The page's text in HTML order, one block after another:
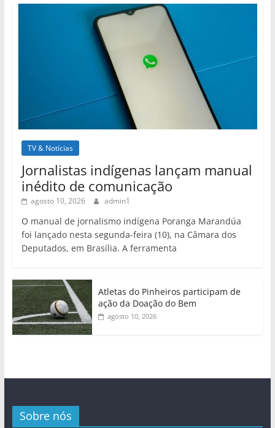
TV & Notícias
Jornalistas indígenas lançam manual
inédito de comunicação
agosto 10, 2026 admin1
O manual de jornalismo indígena Poranga Marandúa
foi lançado nesta segunda-feira (10), na Câmara dos
Deputados, em Brasília. A ferramenta
Atletas do Pinheiros participam de
ação da Doação do Bem
agosto 10, 2026
Sobre nós